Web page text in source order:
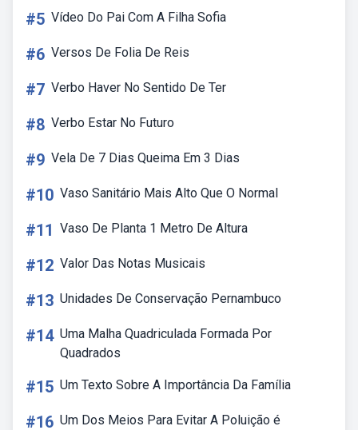
#5 Vídeo Do Pai Com A Filha Sofia
#6 Versos De Folia De Reis
#7 Verbo Haver No Sentido De Ter
#8 Verbo Estar No Futuro
#9 Vela De 7 Dias Queima Em 3 Dias
#10 Vaso Sanitário Mais Alto Que O Normal
#11 Vaso De Planta 1 Metro De Altura
#12 Valor Das Notas Musicais
#13 Unidades De Conservação Pernambuco
#14 Uma Malha Quadriculada Formada Por
Quadrados
#15 Um Texto Sobre A Importância Da Família
#16 Um Dos Meios Para Evitar A Poluição é